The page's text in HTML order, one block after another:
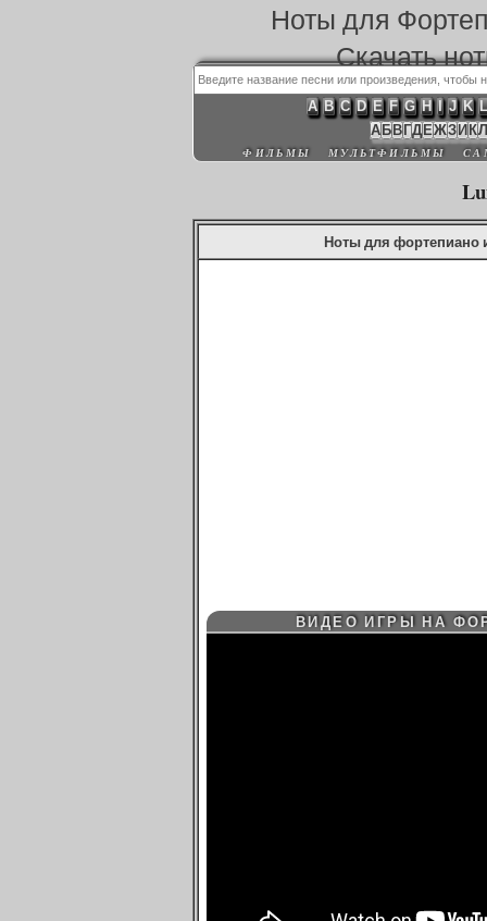
Ноты для
Скачать
A B C D E F G H I J K L
А Б В ГД ЕЖЗ И КЛ
ФИЛЬМЫ МУЛЬТФИЛЬМЫ
Ноты для фортепиано
ВИДЕО ИГРЫ НА